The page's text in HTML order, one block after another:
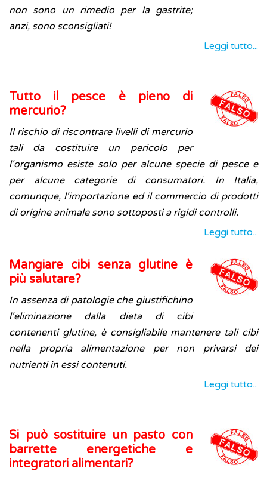
non sono un rimedio per la gastrite;
anzi, sono sconsigliati!
Leggi tutto...
Tutto il pesce è pieno di
mercurio?
Il rischio di riscontrare livelli di mercurio
tali da costituire un pericolo per
l'organismo esiste solo per alcune specie di pesce e
per alcune categorie di consumatori. In Italia,
comunque, l'importazione ed il commercio di prodotti
di origine animale sono sottoposti a rigidi controlli.
Leggi tutto...
Mangiare cibi senza glutine è
più salutare?
In assenza di patologie che giustifichino
l'eliminazione dalla dieta di cibi
contenenti glutine, è consigliabile mantenere tali cibi
nella propria alimentazione per non privarsi dei
nutrienti in essi contenuti.
Leggi tutto...
Si può sostituire un pasto con
barrette energetiche e
integratori alimentari?